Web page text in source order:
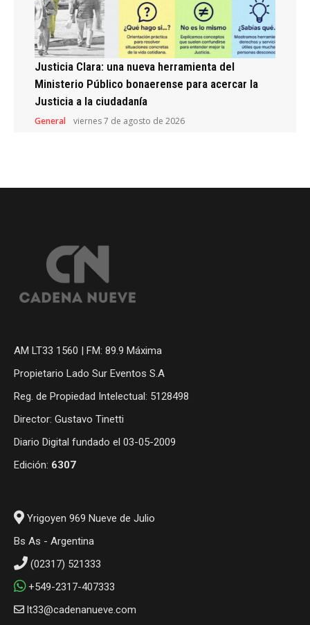
Justicia Clara: una nueva herramienta del
Ministerio Público bonaerense para acercar la
Justicia a la ciudadanía
General viernes 7 de agosto de 2026
AM LT33 1560 | FM: 89.9 Máxima
Propietario Lado Sur Eventos S.A
Reg. de Propiedad Intelectual: 5128498
Director: Gustavo Tinetti
Diario Digital fundado el 03-05-2009
Edición: 6307
Yrigoyen 969 Nueve de Julio
Bs As - Argentina
(02317) 521333
+549-2317-407333
lt33@cadenanueve.com